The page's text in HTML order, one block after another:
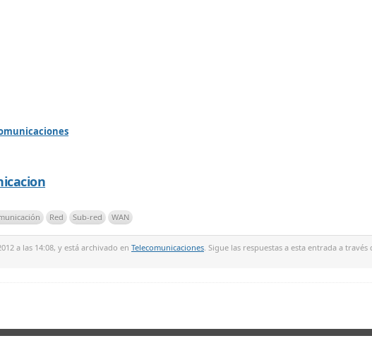
Red Sub-red WAN
a las 14:08, y está archivado en Telecomunicaciones. Sigue las respuestas a esta entrada a través